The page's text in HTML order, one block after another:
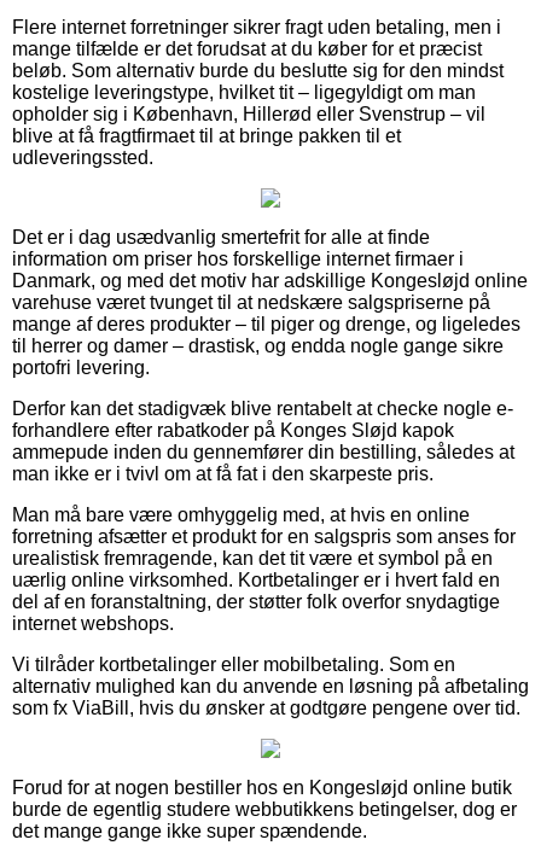
Flere internet forretninger sikrer fragt uden betaling, men i
mange tilfælde er det forudsat at du køber for et præcist
beløb. Som alternativ burde du beslutte sig for den mindst
kostelige leveringstype, hvilket tit – ligegyldigt om man
opholder sig i København, Hillerød eller Svenstrup – vil
blive at få fragtfirmaet til at bringe pakken til et
udleveringssted.
Det er i dag usædvanlig smertefrit for alle at finde
information om priser hos forskellige internet firmaer i
Danmark, og med det motiv har adskillige Kongesløjd online
varehuse været tvunget til at nedskære salgspriserne på
mange af deres produkter – til piger og drenge, og ligeledes
til herrer og damer – drastisk, og endda nogle gange sikre
portofri levering.
Derfor kan det stadigvæk blive rentabelt at checke nogle e-
forhandlere efter rabatkoder på Konges Sløjd kapok
ammepude inden du gennemfører din bestilling, således at
man ikke er i tvivl om at få fat i den skarpeste pris.
Man må bare være omhyggelig med, at hvis en online
forretning afsætter et produkt for en salgspris som anses for
urealistisk fremragende, kan det tit være et symbol på en
uærlig online virksomhed. Kortbetalinger er i hvert fald en
del af en foranstaltning, der støtter folk overfor snydagtige
internet webshops.
Vi tilråder kortbetalinger eller mobilbetaling. Som en
alternativ mulighed kan du anvende en løsning på afbetaling
som fx ViaBill, hvis du ønsker at godtgøre pengene over tid.
Forud for at nogen bestiller hos en Kongesløjd online butik
burde de egentlig studere webbutikkens betingelser, dog er
det mange gange ikke super spændende.